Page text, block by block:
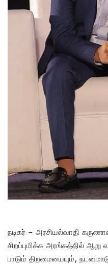
நடிகர் – அரசியல்வாதி
சிறப்புமிக்க அரங்கத்தில்
பாடும் திறமையையும்,